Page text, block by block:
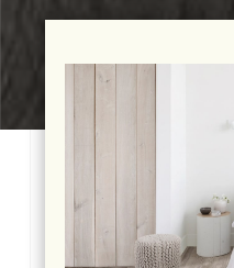
Photo
d'illustration